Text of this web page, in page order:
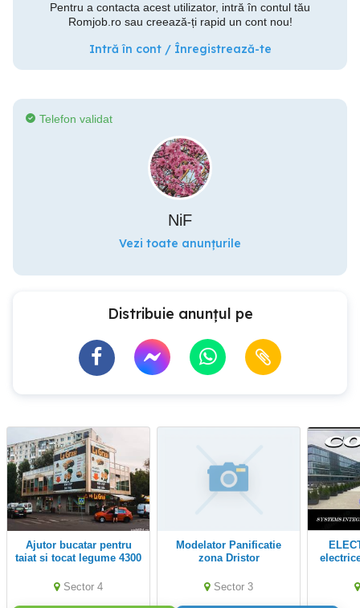
Pentru a contacta acest utilizator, intră în contul tău
Romjob.ro sau creează-ți rapid un cont nou!
Intră în cont / Înregistrează-te
Telefon validat
NiF
Vezi toate anunțurile
Distribuie anunțul pe
Ajutor bucatar pentru
taiat si tocat legume 4300
Sector 4
Modelator Panificatie
zona Dristor
Sector 3
ELECTRICIAN retele